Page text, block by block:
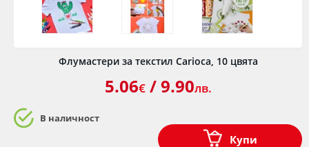
Флумастери за текстил Carioca, 10 цвята
5.06€/ 9.90лв.
В наличност
Купи